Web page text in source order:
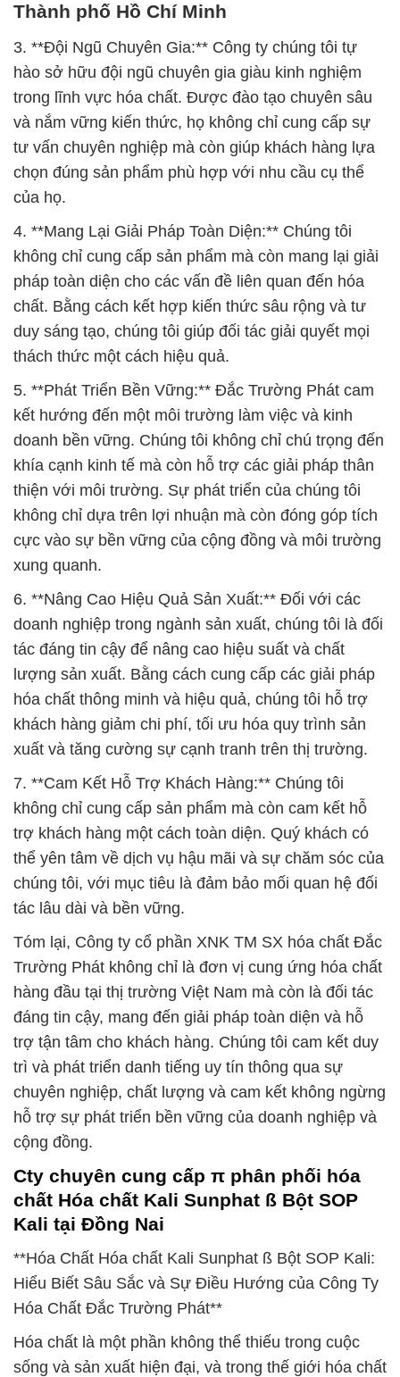
Thành phố Hồ Chí Minh
3. **Đội Ngũ Chuyên Gia:** Công ty chúng tôi tự
hào sở hữu đội ngũ chuyên gia giàu kinh nghiệm
trong lĩnh vực hóa chất. Được đào tạo chuyên sâu
và nắm vững kiến thức, họ không chỉ cung cấp sự
tư vấn chuyên nghiệp mà còn giúp khách hàng lựa
chọn đúng sản phẩm phù hợp với nhu cầu cụ thể
của họ.
4. **Mang Lại Giải Pháp Toàn Diện:** Chúng tôi
không chỉ cung cấp sản phẩm mà còn mang lại giải
pháp toàn diện cho các vấn đề liên quan đến hóa
chất. Bằng cách kết hợp kiến thức sâu rộng và tư
duy sáng tạo, chúng tôi giúp đối tác giải quyết mọi
thách thức một cách hiệu quả.
5. **Phát Triển Bền Vững:** Đắc Trường Phát cam
kết hướng đến một môi trường làm việc và kinh
doanh bền vững. Chúng tôi không chỉ chú trọng đến
khía cạnh kinh tế mà còn hỗ trợ các giải pháp thân
thiện với môi trường. Sự phát triển của chúng tôi
không chỉ dựa trên lợi nhuận mà còn đóng góp tích
cực vào sự bền vững của cộng đồng và môi trường
xung quanh.
6. **Nâng Cao Hiệu Quả Sản Xuất:** Đối với các
doanh nghiệp trong ngành sản xuất, chúng tôi là đối
tác đáng tin cậy để nâng cao hiệu suất và chất
lượng sản xuất. Bằng cách cung cấp các giải pháp
hóa chất thông minh và hiệu quả, chúng tôi hỗ trợ
khách hàng giảm chi phí, tối ưu hóa quy trình sản
xuất và tăng cường sự cạnh tranh trên thị trường.
7. **Cam Kết Hỗ Trợ Khách Hàng:** Chúng tôi
không chỉ cung cấp sản phẩm mà còn cam kết hỗ
trợ khách hàng một cách toàn diện. Quý khách có
thể yên tâm về dịch vụ hậu mãi và sự chăm sóc của
chúng tôi, với mục tiêu là đảm bảo mối quan hệ đối
tác lâu dài và bền vững.
Tóm lại, Công ty cổ phần XNK TM SX hóa chất Đắc
Trường Phát không chỉ là đơn vị cung ứng hóa chất
hàng đầu tại thị trường Việt Nam mà còn là đối tác
đáng tin cậy, mang đến giải pháp toàn diện và hỗ
trợ tận tâm cho khách hàng. Chúng tôi cam kết duy
trì và phát triển danh tiếng uy tín thông qua sự
chuyên nghiệp, chất lượng và cam kết không ngừng
hỗ trợ sự phát triển bền vững của doanh nghiệp và
cộng đồng.
Cty chuyên cung cấp π phân phối hóa
chất Hóa chất Kali Sunphat ß Bột SOP
Kali tại Đồng Nai
**Hóa Chất Hóa chất Kali Sunphat ß Bột SOP Kali:
Hiểu Biết Sâu Sắc và Sự Điều Hướng của Công Ty
Hóa Chất Đắc Trường Phát**
Hóa chất là một phần không thể thiếu trong cuộc
sống và sản xuất hiện đại, và trong thế giới hóa chất